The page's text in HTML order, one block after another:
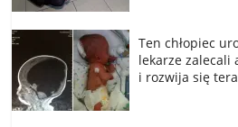
Ten chłopiec
lekarze zalecali
i rozwija się